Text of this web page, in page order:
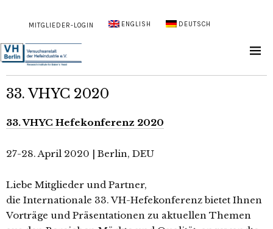
MITGLIEDER-LOGIN ENGLISH DEUTSCH
33. VHYC 2020
33. VHYC Hefekonferenz 2020
27-28. April 2020 | Berlin, DEU
Liebe Mitglieder und Partner,
die Internationale 33. VH-Hefekonferenz bietet Ihnen
Vorträge und Präsentationen zu aktuellen Themen